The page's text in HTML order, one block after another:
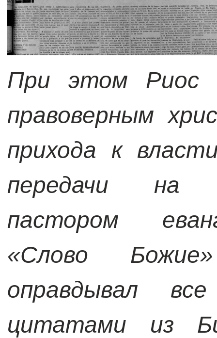
При этом Риос
правоверным
прихода к
передачи на
пастором
«Слово
оправдывал
цитатами из